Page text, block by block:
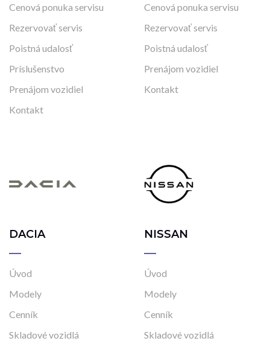
Cenová ponuka servisu
Rezervovať servis
Poistná udalosť
Príslušenstvo
Prenájom vozidiel
Kontakt
Cenová ponuka servisu
Rezervovať servis
Poistná udalosť
Prenájom vozidiel
Kontakt
DACIA
Úvod
Modely
Cenník
Skladové vozidlá
NISSAN
Úvod
Modely
Cenník
Skladové vozidlá